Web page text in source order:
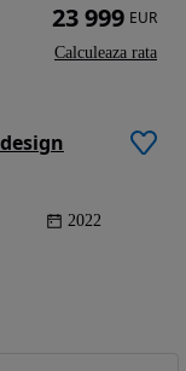
2022
23 999 EUR
Calculeaza rata